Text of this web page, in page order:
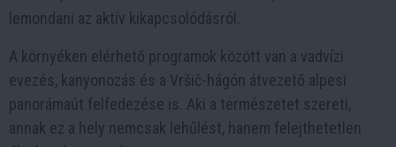
lemondani az aktív kikapcsolódásról.
A környéken elérhető programok között van a vadvízi
evezés, kanyonozás és a Vršič-hágón átvezető alpesi
panorámaút felfedezése is. Aki a természetet szereti,
annak ez a hely nemcsak lehűlést, hanem felejthetetlen